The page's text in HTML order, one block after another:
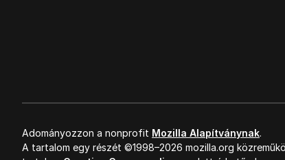
Adományozzon a nonprofit Mozilla Alapítványnak.
A tartalom egy részét ©1998–2026 mozilla.org